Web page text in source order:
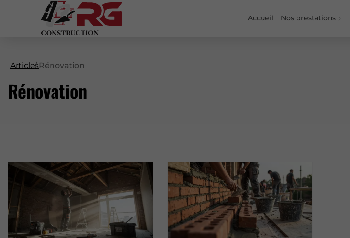
Accueil Nos prestations
ArticlesRénovation
Rénovation